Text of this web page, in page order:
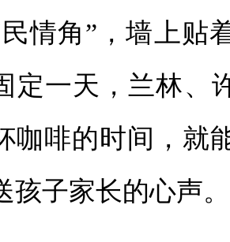
民情角”，墙上贴
定一天，兰林、
咖啡的时间，就
孩子家长的心声。